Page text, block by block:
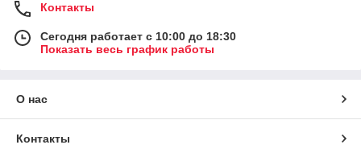
Контакты
Сегодня работает с 10:00 до 18:30
Показать весь график работы
О нас
Контакты